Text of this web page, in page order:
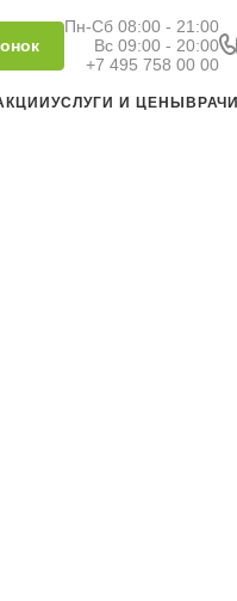
Пн-Сб 08:00 - 21:00
Вс 09:00 - 20:00
+7 495 758 00 00
УСЛУГИ И ЦЕНЫ ВРАЧИ